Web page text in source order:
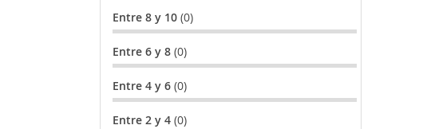
Entre 8 y 10 (0)
Entre 6 y 8 (0)
Entre 4 y 6 (0)
Entre 2 y 4 (0)